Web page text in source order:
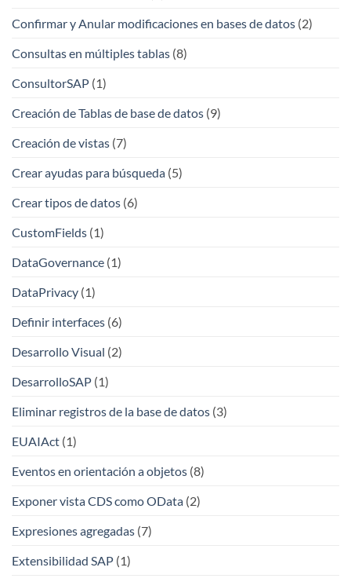
Confirmar y Anular modificaciones en bases de datos (2)
Consultas en múltiples tablas (8)
ConsultorSAP (1)
Creación de Tablas de base de datos (9)
Creación de vistas (7)
Crear ayudas para búsqueda (5)
Crear tipos de datos (6)
CustomFields (1)
DataGovernance (1)
DataPrivacy (1)
Definir interfaces (6)
Desarrollo Visual (2)
DesarrolloSAP (1)
Eliminar registros de la base de datos (3)
EUAIAct (1)
Eventos en orientación a objetos (8)
Exponer vista CDS como OData (2)
Expresiones agregadas (7)
Extensibilidad SAP (1)